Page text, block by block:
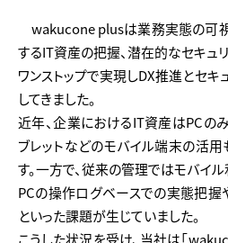
wakucone plusは業務実態の可
するIT資産の把握、潜在的なセキュ
ワンストップで実現しDX推進とセ
してきました。
近年、企業におけるIT資産はPCの
ブレットなどのモバイル端末の活用
す。一方で、従来の管理ではモバイ
PCの操作ログベースでの実態把握
といった課題が生じていました。
こうした状況を受け、当社は「